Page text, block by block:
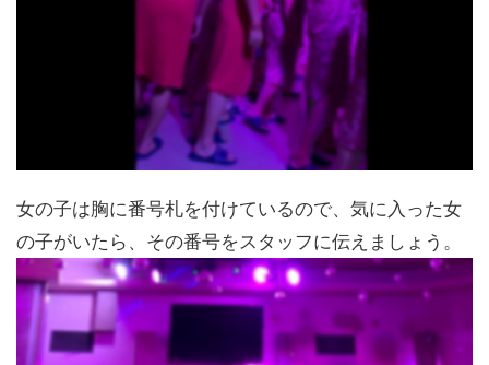
女の子は胸に番号札を付けているので、気に入った女
の子がいたら、その番号をスタッフに伝えましょう。